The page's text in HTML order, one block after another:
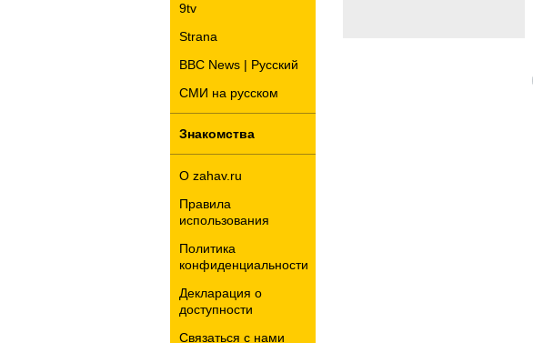
9tv
Strana
BBC News | Русский
СМИ на русском
Знакомства
О zahav.ru
Правила
использования
Политика
конфиденциальности
Декларация о
доступности
Связаться с нами